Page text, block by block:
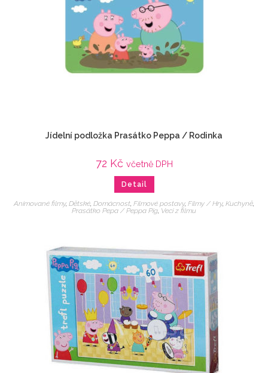
Jídelní podložka Prasátko Peppa / Rodinka
72 Kč včetně DPH
Detail
Animované filmy, Dětské, Domácnost, Filmové postavy, Filmy / Hry, Kuchyně,
Prasátko Pepa / Peppa Pig, Veci z filmu